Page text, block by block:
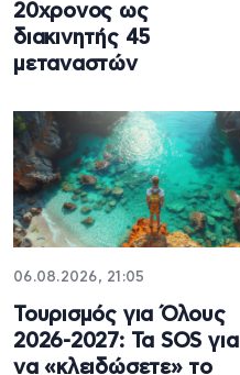
20χρονος ως
διακινητής 45
μεταναστών
06.08.2026, 21:05
Τουρισμός για Όλους
2026-2027: Τα SOS για
να «κλειδώσετε» το